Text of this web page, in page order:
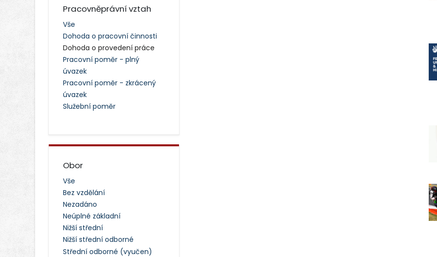
Pracovněprávní vztah
Vše
Dohoda o pracovní činnosti
Dohoda o provedení práce
Pracovní poměr - plný
úvazek
Pracovní poměr - zkrácený
úvazek
Služební poměr
Obor
Vše
Bez vzdělání
Nezadáno
Neúplné základní
Nižší střední
Nižší střední odborné
Střední odborné (vyučen)